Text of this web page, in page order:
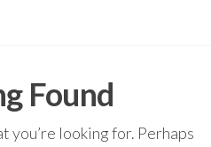
Found
you’re looking for. Perhaps